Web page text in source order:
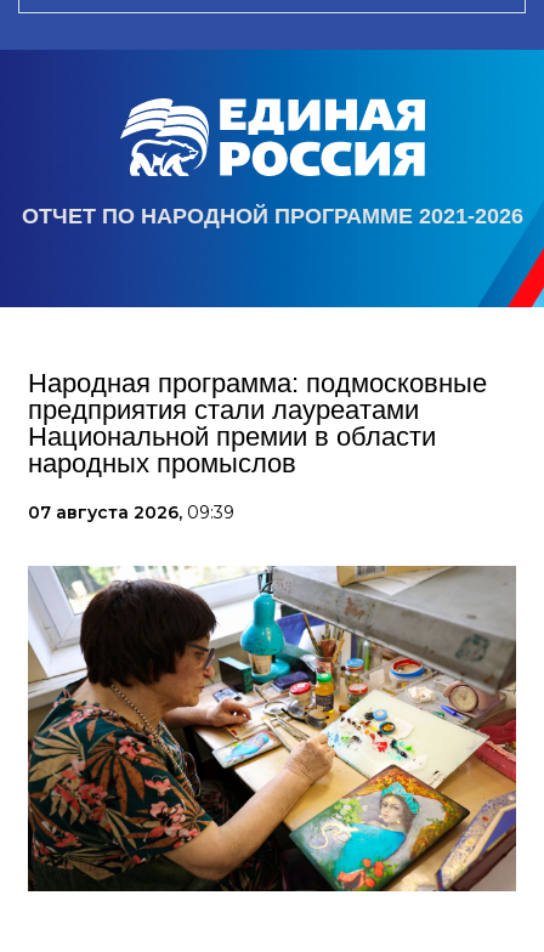
ОТЧЕТ ПО НАРОДНОЙ ПРОГРАММЕ 2021-2026
Народная программа: подмосковные
предприятия стали лауреатами
Национальной премии в области
народных промыслов
07 августа 2026, 09:39